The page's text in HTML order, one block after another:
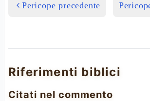
Pericope precedente
Riferimenti biblici
Citati nel commento